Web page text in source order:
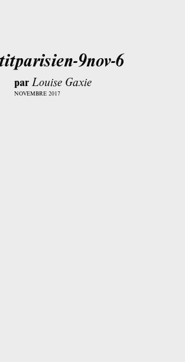
9nov-6
par Louise Gaxie
NOVEMBRE 2017